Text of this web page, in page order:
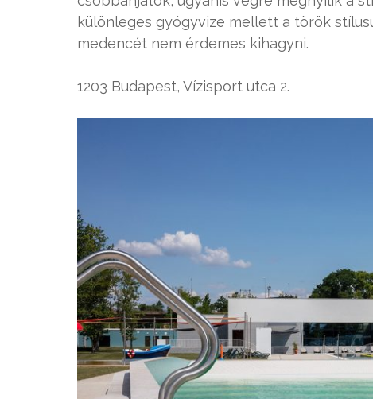
különleges gyógyvize mellett a török
medencét nem érdemes kihagyni.
1203 Budapest, Vízisport utca 2.